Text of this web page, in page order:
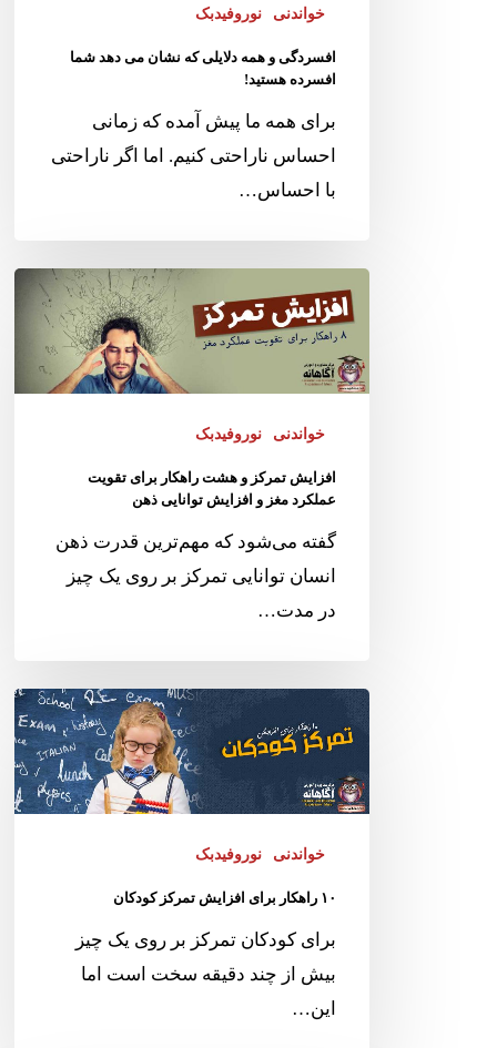
خواندنی نوروفیدبک
افسردگی و همه دلایلی که نشان می دهد شما
افسرده هستید!
برای همه ما پیش آمده که زمانی
احساس ناراحتی کنیم. اما اگر ناراحتی
با احساس…
خواندنی نوروفیدبک
افزایش تمرکز و هشت راهکار برای تقویت
عملکرد مغز و افزایش توانایی ذهن
گفته می‌شود که مهم‌ترین قدرت ذهن
انسان توانایی تمرکز بر روی یک چیز
در مدت…
خواندنی نوروفیدبک
۱۰ راهکار برای افزایش تمرکز کودکان
برای کودکان تمرکز بر روی یک چیز
بیش از چند دقیقه سخت است اما
این…